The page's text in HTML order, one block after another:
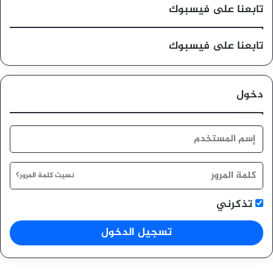
تابعنا على فيسبوك
تابعنا على فيسبوك
دخول
نسيت كلمة المرور؟
تذكرني
تسجيل الدخول